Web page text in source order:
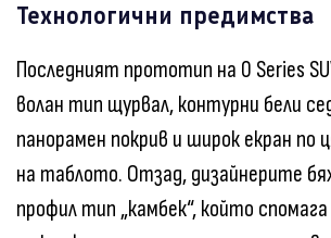
Технологични предимства
Последният прототип на 0 Series
волан тип щурвал, контурни бели
панорамен покрив и широк екран по
на таблото. Отзад, дизайнерите
профил тип „камбек“, който